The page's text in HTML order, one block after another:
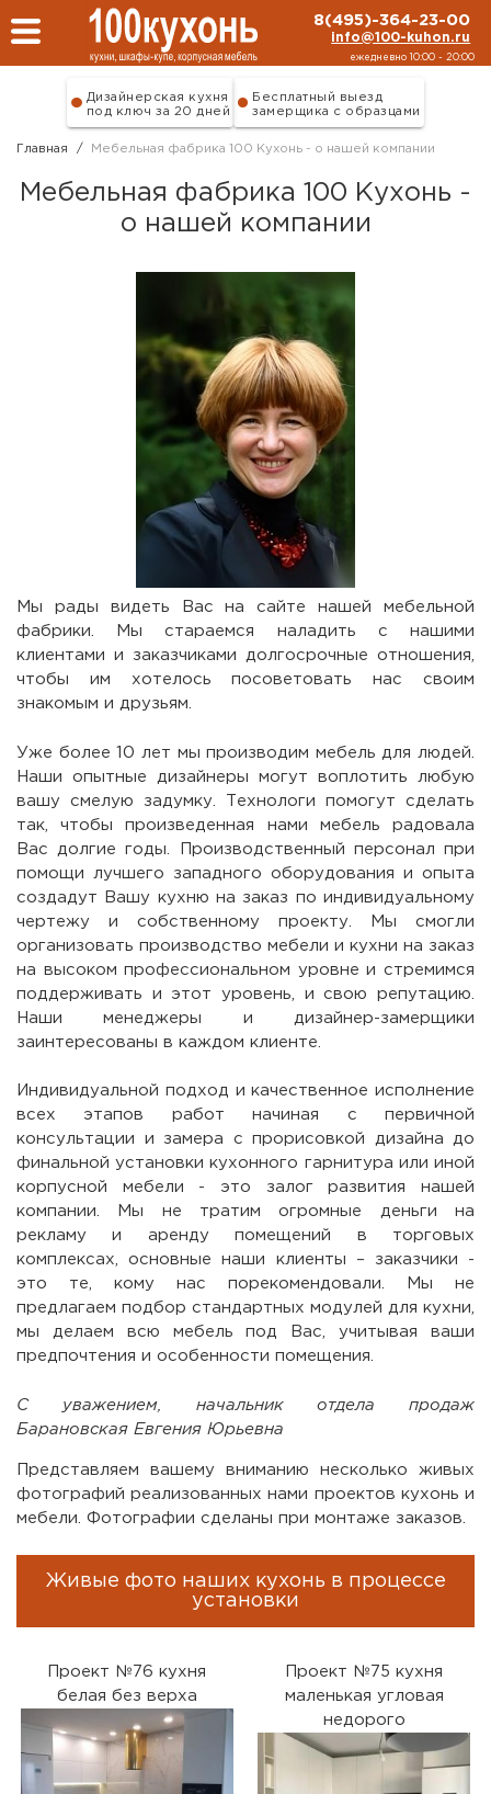
Перейти к основному содержанию
8(495)-364-23-00
info@100-kuhon.ru
ежедневно 10:00 - 20:00
Дизайнерская кухня
под ключ за 20 дней
Бесплатный выезд
замерщика с образцами
Главная / Мебельная фабрика 100 Кухонь - о нашей компании
Мебельная фабрика 100 Кухонь -
о нашей компании
Мы рады видеть Вас на сайте нашей мебельной
фабрики. Мы стараемся наладить с нашими
клиентами и заказчиками долгосрочные отношения,
чтобы им хотелось посоветовать нас своим
знакомым и друзьям.
Уже более 10 лет мы производим мебель для людей.
Наши опытные дизайнеры могут воплотить любую
вашу смелую задумку. Технологи помогут сделать
так, чтобы произведенная нами мебель радовала
Вас долгие годы. Производственный персонал при
помощи лучшего западного оборудования и опыта
создадут Вашу кухню на заказ по индивидуальному
чертежу и собственному проекту. Мы смогли
организовать производство мебели и кухни на заказ
на высоком профессиональном уровне и стремимся
поддерживать и этот уровень, и свою репутацию.
Наши менеджеры и дизайнер-замерщики
заинтересованы в каждом клиенте.
Индивидуальной подход и качественное исполнение
всех этапов работ начиная с первичной
консультации и замера с прорисовкой дизайна до
финальной установки кухонного гарнитура или иной
корпусной мебели - это залог развития нашей
компании. Мы не тратим огромные деньги на
рекламу и аренду помещений в торговых
комплексах, основные наши клиенты – заказчики -
это те, кому нас порекомендовали. Мы не
предлагаем подбор стандартных модулей для кухни,
мы делаем всю мебель под Вас, учитывая ваши
предпочтения и особенности помещения.
С уважением, начальник отдела продаж
Барановская Евгения Юрьевна
Представляем вашему вниманию несколько живых
фотографий реализованных нами проектов кухонь и
мебели. Фотографии сделаны при монтаже заказов.
Живые фото наших кухонь в процессе
установки
Проект №76 кухня
белая без верха
Проект №75 кухня
маленькая угловая
недорого